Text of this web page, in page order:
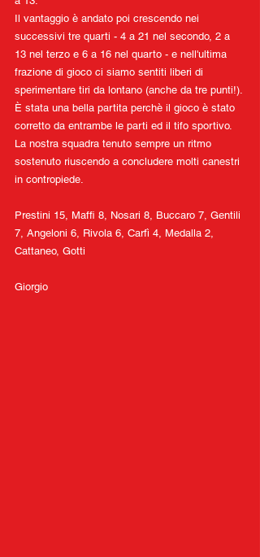
Il vantaggio è andato poi crescendo nei
successivi tre quarti - 4 a 21 nel secondo, 2 a
13 nel terzo e 6 a 16 nel quarto - e nell'ultima
frazione di gioco ci siamo sentiti liberi di
sperimentare tiri da lontano (anche da tre punti!).
È stata una bella partita perchè il gioco è stato
corretto da entrambe le parti ed il tifo sportivo.
La nostra squadra tenuto sempre un ritmo
sostenuto riuscendo a concludere molti canestri
in contropiede.
Prestini 15, Maffi 8, Nosari 8, Buccaro 7, Gentili
7, Angeloni 6, Rivola 6, Carfì 4, Medalla 2,
Cattaneo, Gotti
Giorgio